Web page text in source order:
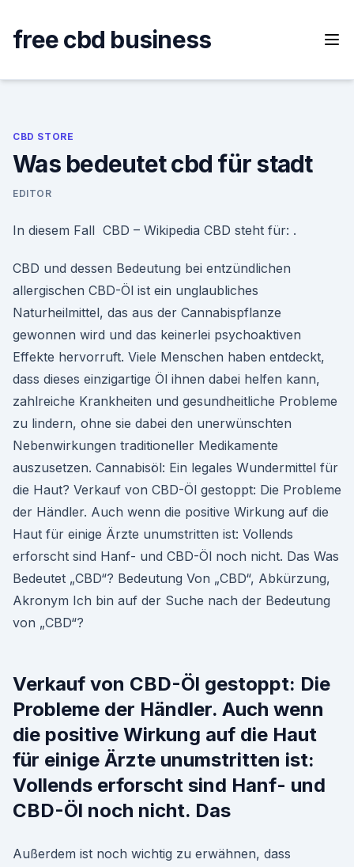
content
free cbd business
CBD STORE
Was bedeutet cbd für stadt
EDITOR
In diesem Fall CBD – Wikipedia CBD steht für: .
CBD und dessen Bedeutung bei entzündlichen
allergischen CBD-Öl ist ein unglaubliches
Naturheilmittel, das aus der Cannabispflanze
gewonnen wird und das keinerlei psychoaktiven
Effekte hervorruft. Viele Menschen haben entdeckt,
dass dieses einzigartige Öl ihnen dabei helfen kann,
zahlreiche Krankheiten und gesundheitliche Probleme
zu lindern, ohne sie dabei den unerwünschten
Nebenwirkungen traditioneller Medikamente
auszusetzen. Cannabisöl: Ein legales Wundermittel für
die Haut? Verkauf von CBD-Öl gestoppt: Die Probleme
der Händler. Auch wenn die positive Wirkung auf die
Haut für einige Ärzte unumstritten ist: Vollends
erforscht sind Hanf- und CBD-Öl noch nicht. Das Was
Bedeutet „CBD“? Bedeutung Von „CBD“, Abkürzung,
Akronym Ich bin auf der Suche nach der Bedeutung
von „CBD“?
Verkauf von CBD-Öl gestoppt: Die
Probleme der Händler. Auch wenn
die positive Wirkung auf die Haut
für einige Ärzte unumstritten ist:
Vollends erforscht sind Hanf- und
CBD-Öl noch nicht. Das
Außerdem ist noch wichtig zu erwähnen, dass